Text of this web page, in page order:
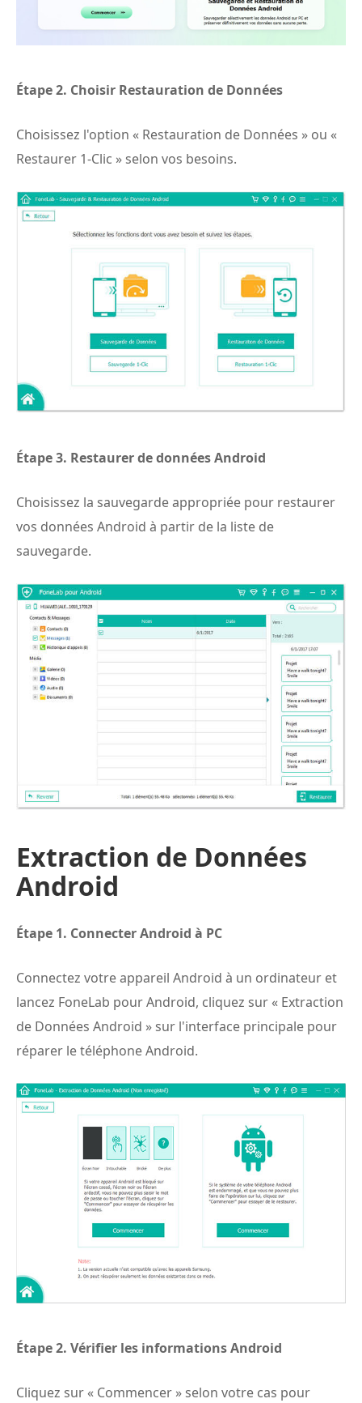
Étape 2. Choisir Restauration de Données
Choisissez l'option « Restauration de Données » ou «
Restaurer 1-Clic » selon vos besoins.
Étape 3. Restaurer de données Android
Choisissez la sauvegarde appropriée pour restaurer
vos données Android à partir de la liste de
sauvegarde.
Extraction de Données
Android
Étape 1. Connecter Android à PC
Connectez votre appareil Android à un ordinateur et
lancez FoneLab pour Android, cliquez sur « Extraction
de Données Android » sur l'interface principale pour
réparer le téléphone Android.
Étape 2. Vérifier les informations Android
Cliquez sur « Commencer » selon votre cas pour